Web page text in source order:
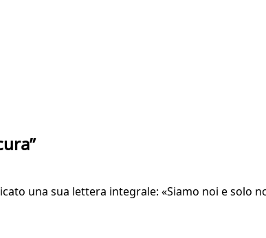
una sua lettera integrale: «Siamo noi e solo